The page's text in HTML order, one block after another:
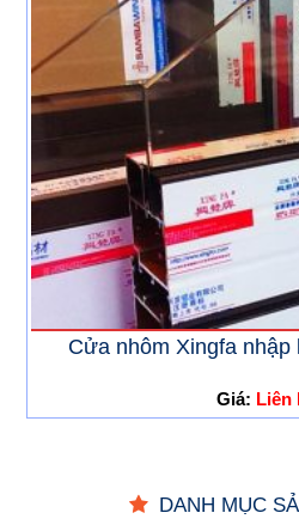
Cửa nhôm Xingfa nhập
Giá: Liên
DANH MỤC